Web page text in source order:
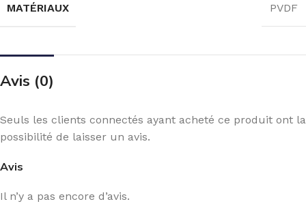
MATÉRIAUX PVDF
Avis (0)
Avis
Il n’y a pas encore d’avis.
Seuls les clients connectés ayant acheté ce produit ont la
possibilité de laisser un avis.